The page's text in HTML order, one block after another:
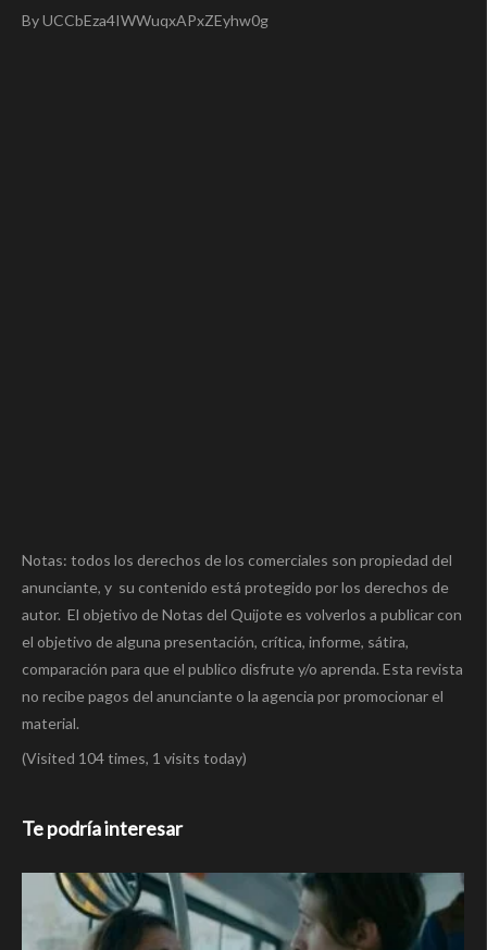
By UCCbEza4IWWuqxAPxZEyhw0g
Notas: todos los derechos de los comerciales son propiedad del
anunciante, y su contenido está protegido por los derechos de
autor. El objetivo de Notas del Quijote es volverlos a publicar con
el objetivo de alguna presentación, crítica, informe, sátira,
comparación para que el publico disfrute y/o aprenda. Esta revista
no recibe pagos del anunciante o la agencia por promocionar el
material.
(Visited 104 times, 1 visits today)
Te podría interesar